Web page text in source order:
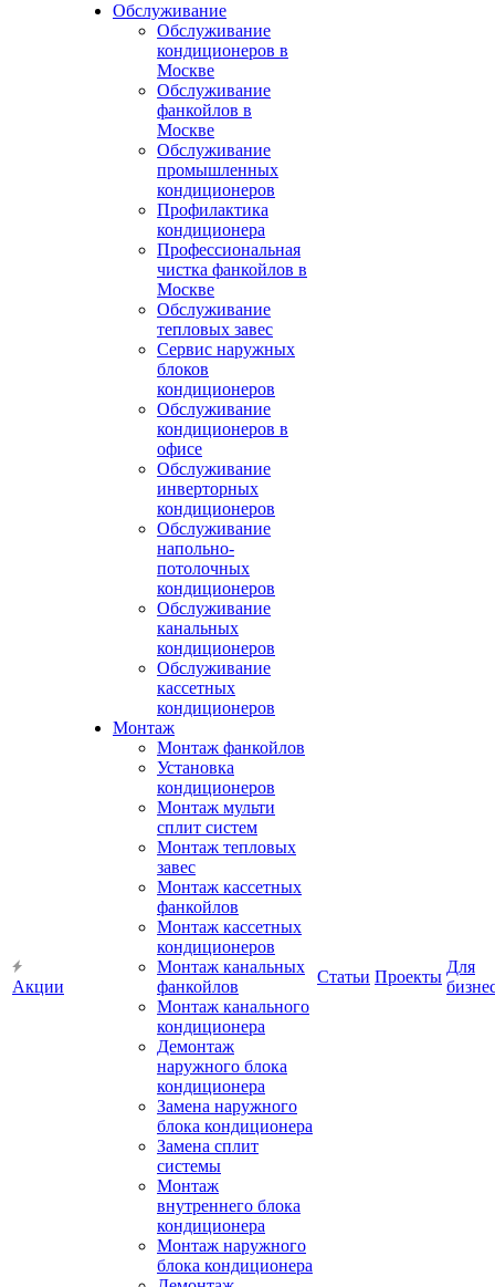
Акции
Обслуживание
Обслуживание
кондиционеров в
Москве
Обслуживание
фанкойлов в
Москве
Обслуживание
промышленных
кондиционеров
Профилактика
кондиционера
Профессиональная
чистка фанкойлов в
Москве
Обслуживание
тепловых завес
Сервис наружных
блоков
кондиционеров
Обслуживание
кондиционеров в
офисе
Обслуживание
инверторных
кондиционеров
Обслуживание
напольно-
потолочных
кондиционеров
Обслуживание
канальных
кондиционеров
Обслуживание
кассетных
кондиционеров
Монтаж
Монтаж фанкойлов
Установка
кондиционеров
Монтаж мульти
сплит систем
Монтаж тепловых
завес
Монтаж кассетных
фанкойлов
Монтаж кассетных
кондиционеров
Монтаж канальных
фанкойлов
Монтаж канального
кондиционера
Демонтаж
наружного блока
кондиционера
Замена наружного
блока кондиционера
Замена сплит
системы
Монтаж
внутреннего блока
кондиционера
Монтаж наружного
блока кондиционера
Статьи Проекты
Для